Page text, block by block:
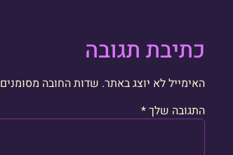
כתיבת תגובה
האימייל לא יוצג באתר. שדות החובה מסומנים
התגובה שלך*